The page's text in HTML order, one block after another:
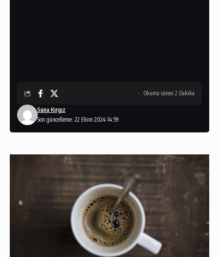
Son güncelleme: 22 Ekim 2024 14:59
Suna Kırgız
Okuma süresi 2 Dakika